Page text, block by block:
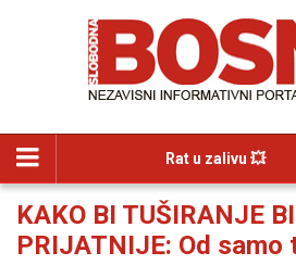
Rat u zalivu 💥
KAKO BI TUŠIRANJE
PRIJATNIJE: Od